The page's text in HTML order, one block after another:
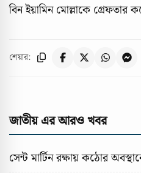
বিন ইয়ামিন মোল্লাকে গ্রেফতার
শেয়ার:
জাতীয় এর আরও খবর
সেন্ট মার্টিন রক্ষায় কঠোর